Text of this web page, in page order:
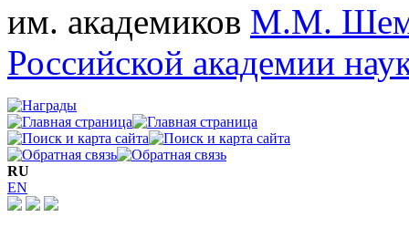
им. академиков М.М.
Российской академии
RU
EN